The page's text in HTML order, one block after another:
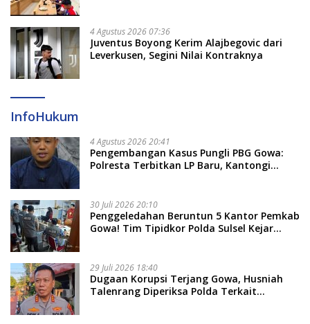
4 Agustus 2026 07:36
Juventus Boyong Kerim Alajbegovic dari
Leverkusen, Segini Nilai Kontraknya
InfoHukum
4 Agustus 2026 20:41
Pengembangan Kasus Pungli PBG Gowa:
Polresta Terbitkan LP Baru, Kantongi
30 Juli 2026 20:10
Penggeledahan Beruntun 5 Kantor Pemkab
Gowa! Tim Tipidkor Polda Sulsel Kejar
29 Juli 2026 18:40
Dugaan Korupsi Terjang Gowa, Husniah
Talenrang Diperiksa Polda Terkait